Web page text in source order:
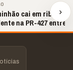
cai em
na PR-427 entre
e Lapa
›